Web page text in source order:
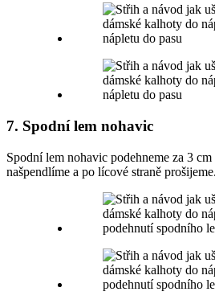
7. Spodní lem nohavic
Spodní lem nohavic podehneme za 3
našpendlíme a po lícové straně prošijeme.